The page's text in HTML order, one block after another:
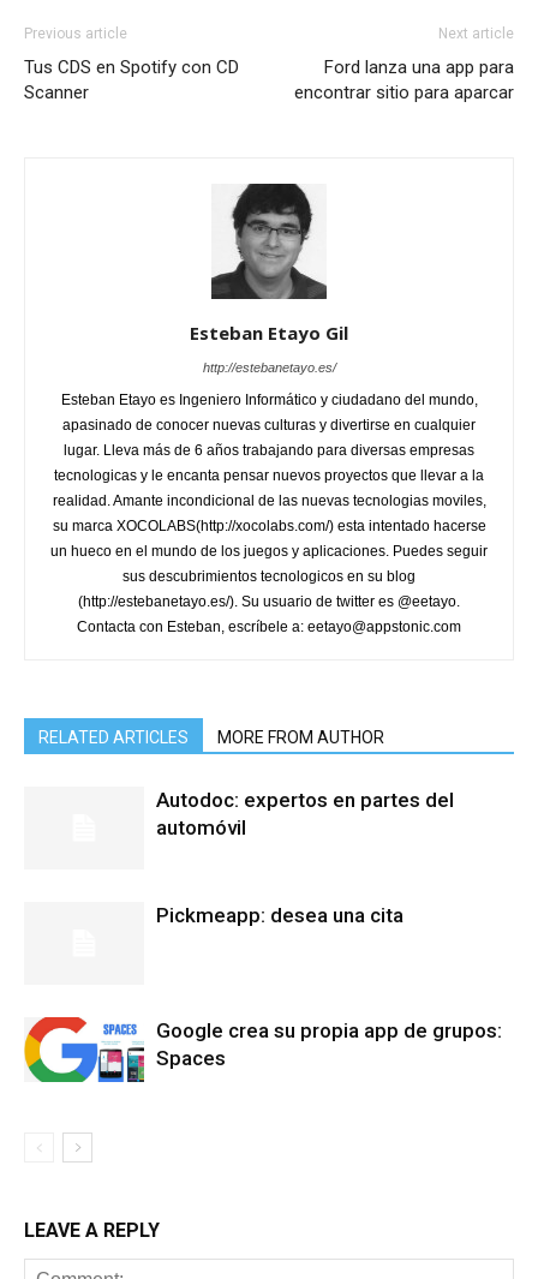
Previous article
Tus CDS en Spotify con CD
Scanner
Next article
Ford lanza una app para
encontrar sitio para aparcar
Esteban Etayo Gil
http://estebanetayo.es/
Esteban Etayo es Ingeniero Informático y ciudadano del mundo,
apasinado de conocer nuevas culturas y divertirse en cualquier
lugar. Lleva más de 6 años trabajando para diversas empresas
tecnologicas y le encanta pensar nuevos proyectos que llevar a la
realidad. Amante incondicional de las nuevas tecnologias moviles,
su marca XOCOLABS(http://xocolabs.com/) esta intentado hacerse
un hueco en el mundo de los juegos y aplicaciones. Puedes seguir
sus descubrimientos tecnologicos en su blog
(http://estebanetayo.es/). Su usuario de twitter es @eetayo.
Contacta con Esteban, escríbele a: eetayo@appstonic.com
RELATED ARTICLES MORE FROM AUTHOR
Autodoc: expertos en partes del
automóvil
Pickmeapp: desea una cita
Google crea su propia app de grupos:
Spaces
LEAVE A REPLY